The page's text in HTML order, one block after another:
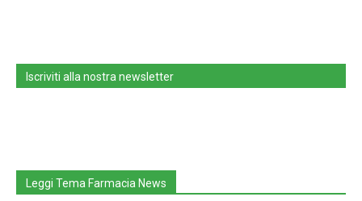
Iscriviti alla nostra newsletter
Leggi Tema Farmacia News